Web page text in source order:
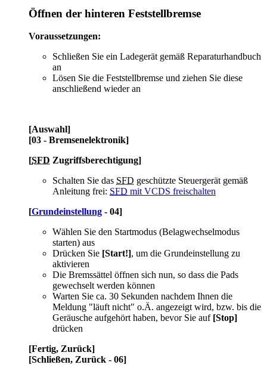
Öffnen der hinteren Feststellbremse
Voraussetzungen:
Schließen Sie ein Ladegerät gemäß Reparaturhandbuch
an
Lösen Sie die Feststellbremse und ziehen Sie diese
anschließend wieder an
[Auswahl]
[03 - Bremsenelektronik]
[SFD Zugriffsberechtigung]
Schalten Sie das SFD geschützte Steuergerät gemäß
Anleitung frei: SFD mit VCDS freischalten
[Grundeinstellung - 04]
Wählen Sie den Startmodus (Belagwechselmodus
starten) aus
Drücken Sie [Start!], um die Grundeinstellung zu
aktivieren
Die Bremssättel öffnen sich nun, so dass die Pads
gewechselt werden können
Warten Sie ca. 30 Sekunden nachdem Ihnen die
Meldung "läuft nicht" o.Ä. angezeigt wird, bzw. bis die
Geräusche aufgehört haben, bevor Sie auf [Stop]
drücken
[Fertig, Zurück]
[Schließen, Zurück - 06]